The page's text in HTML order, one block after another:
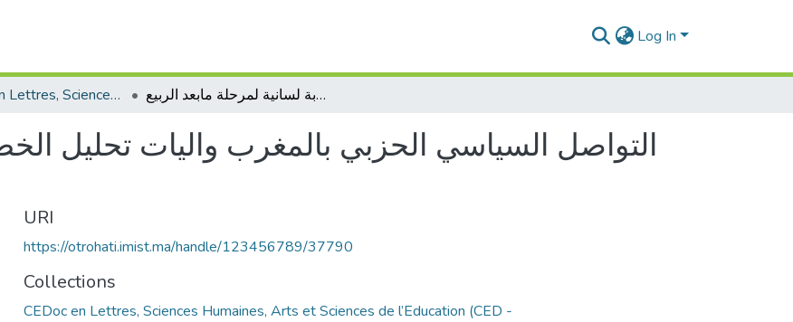
Log In
CEDoc en Lettres, Sciences Humaines, Arts et Sciences de l’Education (CED - LSHASE) التواصل السياسي الحزبي بالمغرب واليات تحليل الخطاب مقاربة لسانية لمرحلة مابعد الربيع
التواصل السياسي الحزبي بالمغرب واليات تحليل
URI
https://otrohati.imist.ma/handle/123456789/37790
Collections
CEDoc en Lettres, Sciences Humaines, Arts et Sciences de l’Education (CED -